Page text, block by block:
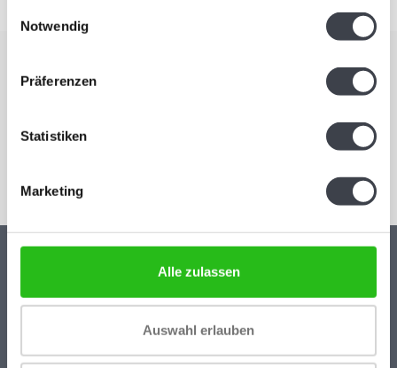
Notwendig
Präferenzen
Statistiken
Marketing
Alle zulassen
Auswahl erlauben
Abonnieren Sie unseren Newsletter
Leerdam. Sie können uns auch in unserer Galerie in Leerdam
besuchen. Sie sind herzlich willkommen! Geöffnet Mittwoch bis